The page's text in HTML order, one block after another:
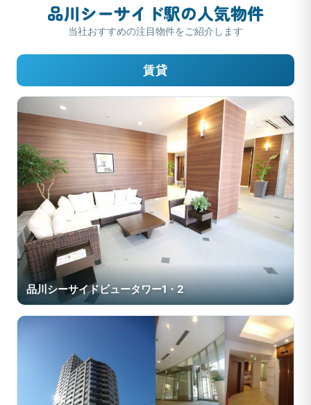
品川シーサイド駅の人気物件
当社おすすめの注目物件をご紹介します
賃貸
品川シーサイドビュータワー1・2